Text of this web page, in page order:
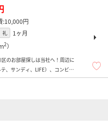
10,000円
礼
1ヶ月
2）
のお部屋探しは当社へ！周辺に
、サンディ、LIFE）、コンビニ
多数あり便利ですよ！